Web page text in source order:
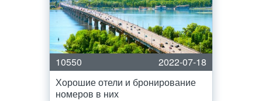
10550
2022-07-18
Хорошие отели и бронирование
номеров в них